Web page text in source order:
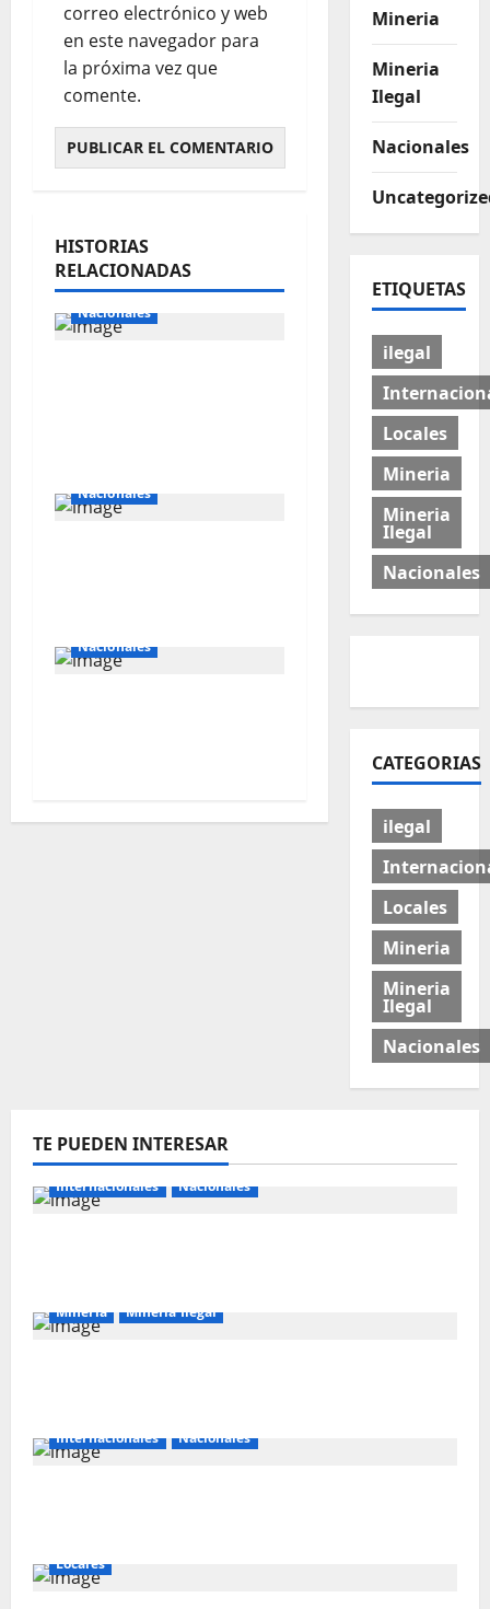
correo electrónico y web
en este navegador para
la próxima vez que
comente.
HISTORIAS
RELACIONADAS
Internacionales
Nacionales
Nacionales
Nacionales
Mineria
Mineria
Ilegal
Nacionales
ETIQUETAS
ilegal
Locales
Mineria
Mineria
Ilegal
Nacionales
CATEGORIAS
ilegal
Locales
Mineria
Mineria
Ilegal
Nacionales
TE PUEDEN INTERESAR
Internacionales Nacionales
Mineria Mineria Ilegal
Internacionales Nacionales
Locales